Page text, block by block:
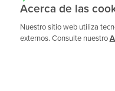
Acerca de las
Nuestro sitio web utiliza
externos. Consulte nuestro